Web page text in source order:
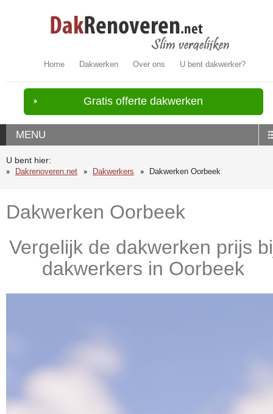
Home Dakwerken Over ons U bent dakwerker?
Gratis offerte dakwerken
MENU
U bent hier:
Dakrenoveren.net
Dakwerkers Dakwerken Oorbeek
Dakwerken Oorbeek
Vergelijk de dakwerken prijs
dakwerkers in Oorbeek